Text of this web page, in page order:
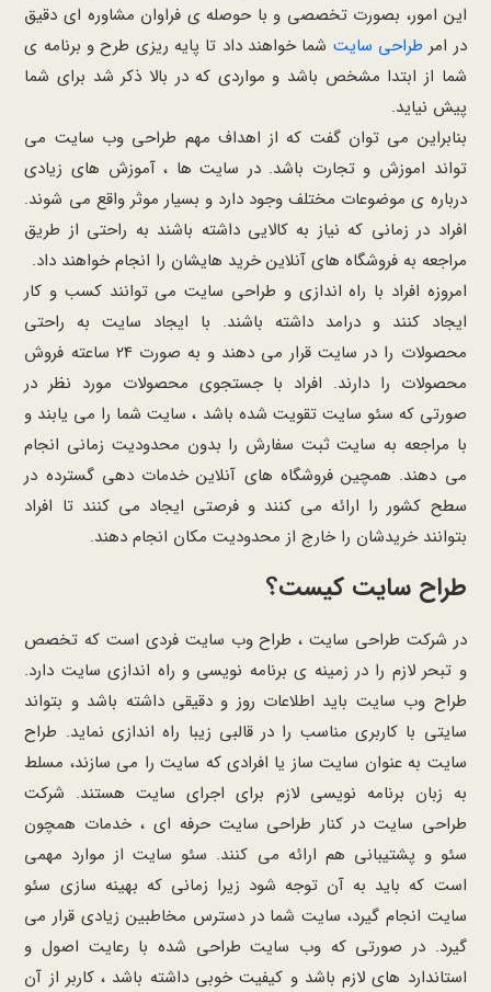
این امور، بصورت تخصصی و با حوصله ی فراوان مشاوره ای دقیق
در امر طراحی سایت شما خواهند داد تا پایه ریزی طرح و برنامه ی
شما از ابتدا مشخص باشد و مواردی که در بالا ذکر شد برای شما
پیش نیاید.
بنابراین می توان گفت که از اهداف مهم طراحی وب سایت می
تواند اموزش و تجارت باشد. در سایت ها ، آموزش های زیادی
درباره ی موضوعات مختلف وجود دارد و بسیار موثر واقع می شوند.
افراد در زمانی که نیاز به کالایی داشته باشند به راحتی از طریق
مراجعه به فروشگاه های آنلاین خرید هایشان را انجام خواهند داد.
امروزه افراد با راه اندازی و طراحی سایت می توانند کسب و کار
ایجاد کنند و درامد داشته باشند. با ایجاد سایت به راحتی
محصولات را در سایت قرار می دهند و به صورت 24 ساعته فروش
محصولات را دارند. افراد با جستجوی محصولات مورد نظر در
صورتی که سئو سایت تقویت شده باشد ، سایت شما را می یابند و
با مراجعه به سایت ثبت سفارش را بدون محدودیت زمانی انجام
می دهند. همچین فروشگاه های آنلاین خدمات دهی گسترده در
سطح کشور را ارائه می کنند و فرصتی ایجاد می کنند تا افراد
بتوانند خریدشان را خارج از محدودیت مکان انجام دهند.
طراح سایت کیست؟
در شرکت طراحی سایت ، طراح وب سایت فردی است که تخصص
و تبحر لازم را در زمینه ی برنامه نویسی و راه اندازی سایت دارد.
طراح وب سایت باید اطلاعات روز و دقیقی داشته باشد و بتواند
سایتی با کاربری مناسب را در قالبی زیبا راه اندازی نماید. طراح
سایت به عنوان سایت ساز یا افرادی که سایت را می سازند، مسلط
به زبان برنامه نویسی لازم برای اجرای سایت هستند. شرکت
طراحی سایت در کنار طراحی سایت حرفه ای ، خدمات همچون
سئو و پشتیبانی هم ارائه می کنند. سئو سایت از موارد مهمی
است که باید به آن توجه شود زیرا زمانی که بهینه سازی سئو
سایت انجام گیرد، سایت شما در دسترس مخاطبین زیادی قرار می
گیرد. در صورتی که وب سایت طراحی شده با رعایت اصول و
استاندارد های لازم باشد و کیفیت خوبی داشته باشد ، کاربر از آن